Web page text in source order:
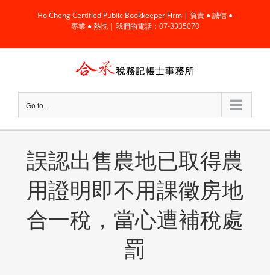
content
Ho Cheng Certified Public Bookkeeper Firm | 負責 ● 誠信 ●
專業 ● 熱忱 | 我們的電話：07-3335070
Go to...
誤認出售農地已取得農
用證明即不用課徵房地
合一稅，當心遭補稅處
罰